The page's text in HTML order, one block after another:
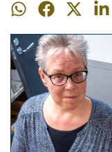
Dela
WhatsApp
Dela
Facebook
Dela
Twitter
Dela